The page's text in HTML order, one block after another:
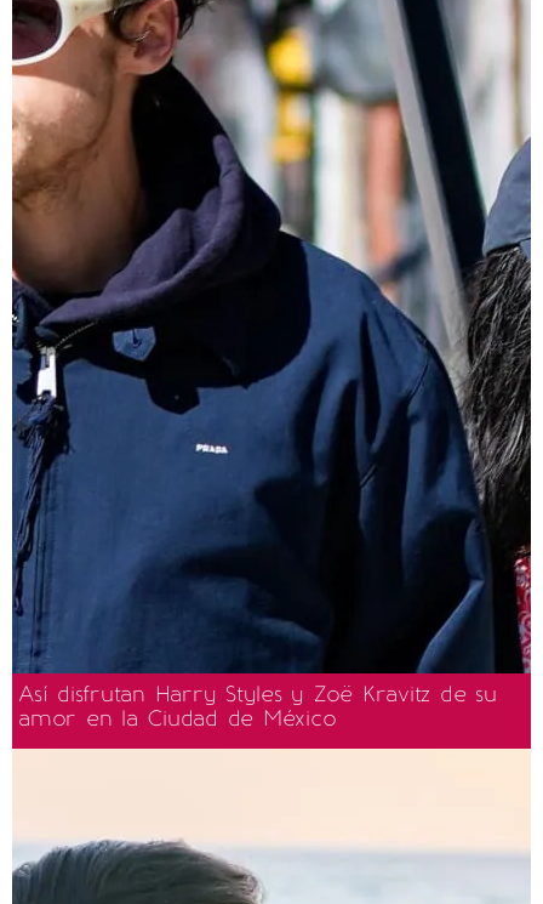
Así disfrutan Harry Styles y Zoë Kravitz de su
amor en la Ciudad de México